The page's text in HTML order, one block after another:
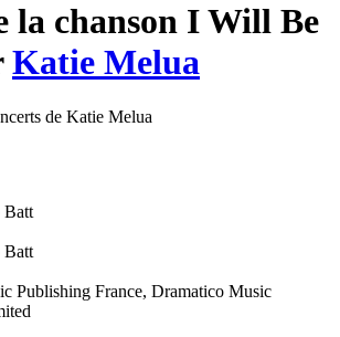
la chanson I Will Be
Katie Melua
de Katie Melua
Batt
Batt
Publishing France, Dramatico Music